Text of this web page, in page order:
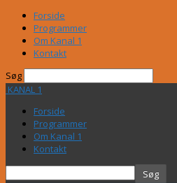
Forside
Programmer
Om Kanal 1
Kontakt
Søg
KANAL 1
Forside
Programmer
Om Kanal 1
Kontakt